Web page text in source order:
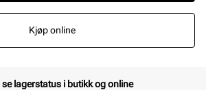
Kjøp online
lagerstatus i butikk og online